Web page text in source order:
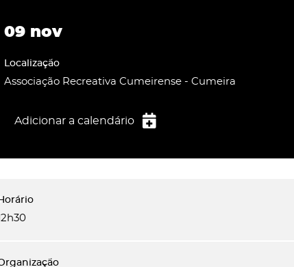
09 nov
Associação Recreativa Cumeirense - Cumeira
Adicionar a calendário
Outlook
Outlook Online
12h30